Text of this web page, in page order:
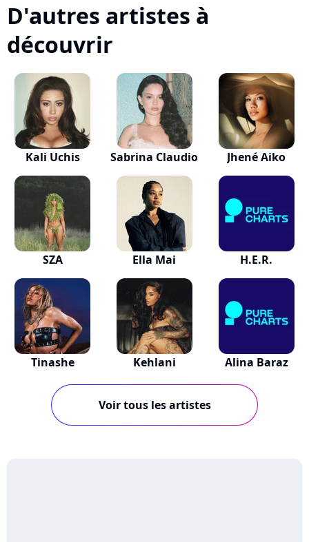
D'autres artistes à
découvrir
Kali Uchis Sabrina Claudio Jhené Aiko
SZA Ella Mai H.E.R.
Tinashe Kehlani Alina Baraz
Voir tous les artistes